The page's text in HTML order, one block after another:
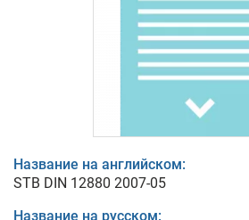
Название на английском:
STB DIN 12880 2007-05
Название на русском: